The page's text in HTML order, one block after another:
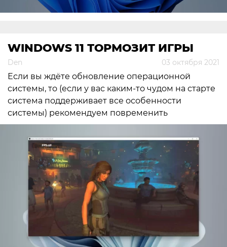
WINDOWS 11 ТОРМОЗИТ ИГРЫ
Den 03 октября 2021
Если вы ждёте обновление операционной
системы, то (если у вас каким-то чудом на старте
система поддерживает все особенности
системы) рекомендуем повременить